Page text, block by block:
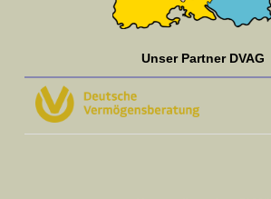
Unser Partner DVAG